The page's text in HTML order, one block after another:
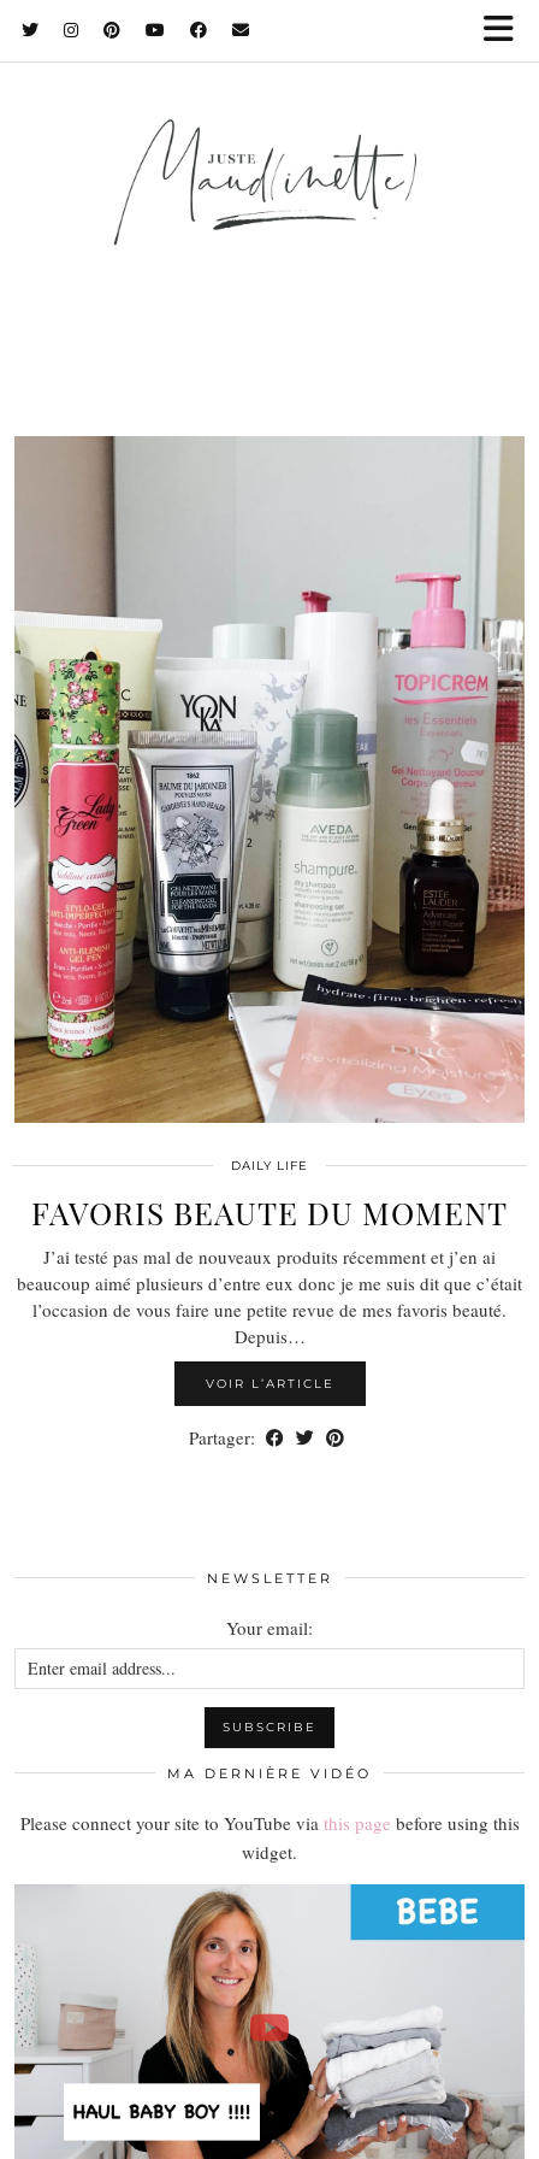
DAILY LIFE
FAVORIS BEAUTE DU MOMENT
J’ai testé pas mal de nouveaux produits récemment et j’en ai
beaucoup aimé plusieurs d’entre eux donc je me suis dit que c’était
l’occasion de vous faire une petite revue de mes favoris beauté.
Depuis…
VOIR L’ARTICLE
Partager:
NEWSLETTER
Your email:
MA DERNIÈRE VIDÉO
Please connect your site to YouTube via this page before using this
widget.